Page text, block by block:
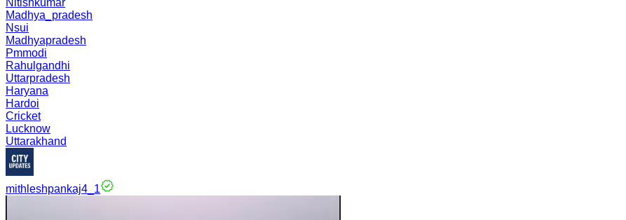
Nitishkumar
Madhya_pradesh
Nsui
Madhyapradesh
Pmmodi
Rahulgandhi
Uttarpradesh
Haryana
Hardoi
Cricket
Lucknow
Uttarakhand
mithleshpankaj4_1